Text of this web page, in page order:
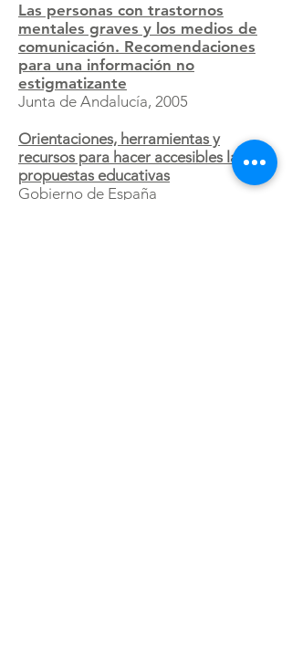
Las personas con trastornos
mentales graves y los medios de
comunicación. Recomendaciones
para una información no
estigmatizante
Junta de Andalucía, 2005
Orientaciones, herramientas y
recursos para hacer accesibles las
propuestas educativas
Gobierno de España